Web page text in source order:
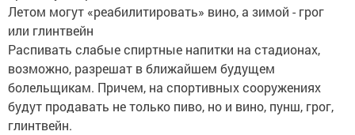
Летом могут «реабилитировать» вино, а зимой - грог
или глинтвейн
Распивать слабые спиртные напитки на стадионах,
возможно, разрешат в ближайшем будущем
болельщикам. Причем, на спортивных сооружениях
будут продавать не только пиво, но и вино, пунш, грог,
глинтвейн.